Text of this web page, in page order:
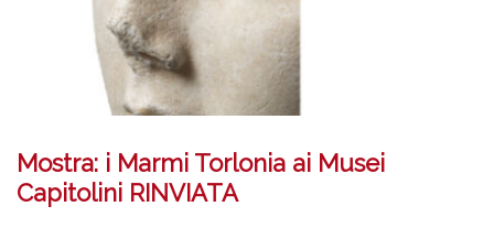
Mostra: i Marmi Torlonia ai Musei
Capitolini RINVIATA